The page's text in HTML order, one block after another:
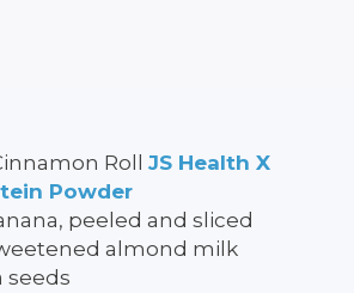
Roll JS Health X
Powder
peeled and sliced
almond milk
seeds